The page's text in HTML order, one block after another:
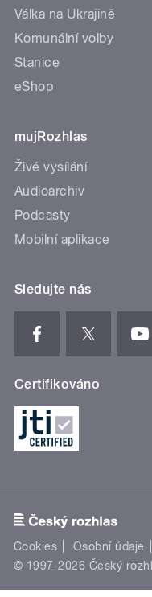
Válka na Ukrajině
Komunální volby
Stanice
eShop
mujRozhlas
Živé vysílání
Audioarchiv
Podcasty
Mobilní aplikace
Sledujte nás
Certifikováno
Cookies Osobní údaje
© 1997-2026 Český